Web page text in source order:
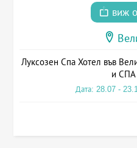
виж
Луксозен Спа Хотел във
и СПА
Дата: 28.07 -